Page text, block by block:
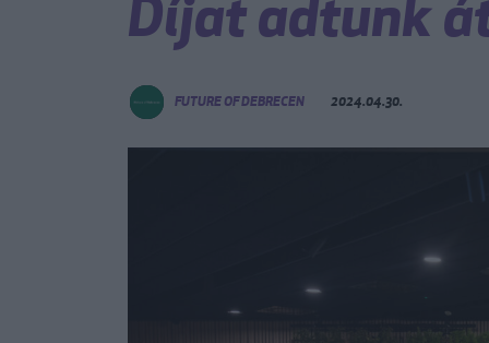
Díjat adtunk
FUTURE OF DEBRECEN 2024.04.30.